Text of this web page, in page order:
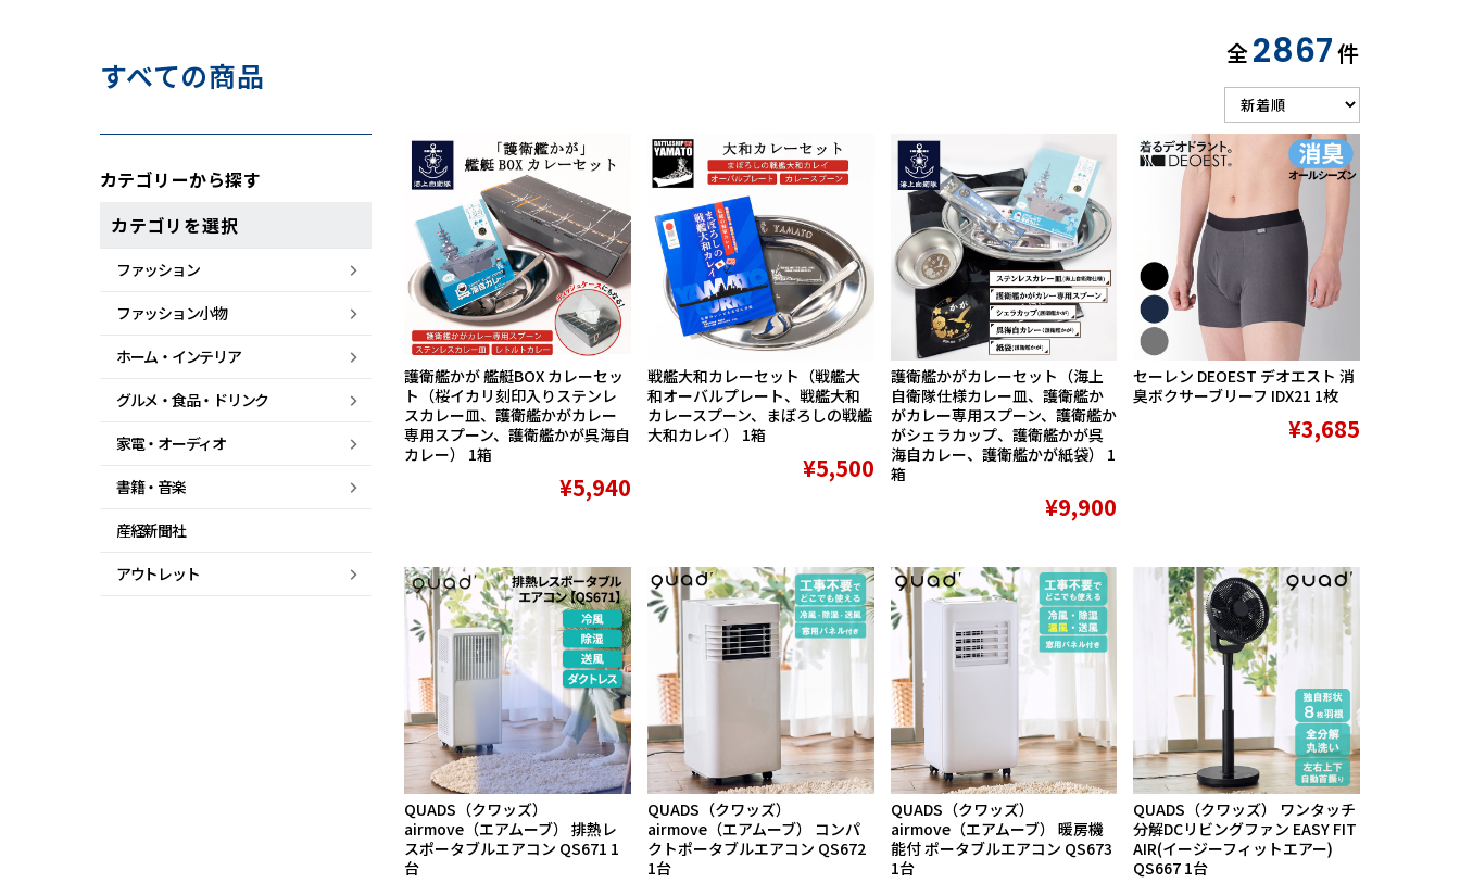
すべての商品
全2867件
カテゴリーから探す
カテゴリを選択
ファッション
ファッション小物
ホーム・ インテリア
グルメ・ 食品・ ドリンク
家電・ オーディオ
書籍・音楽
産経新聞社
アウトレット
護衛艦かが 艦艇BOX カレーセッ
ト（桜イカリ刻印入りステンレ
スカレー皿、護衛艦かがカレー
専用スプーン、護衛艦かが呉海自
カレー） 1箱
¥5,940
戦艦大和カレーセット（戦艦大
和オーバルプレート、戦艦大和
カレースプーン、まぼろしの戦艦
大和カレイ） 1箱
¥5,500
護衛艦かがカレーセット（海上
自衛隊仕様カレー皿、護衛艦か
がカレー専用スプーン、護衛艦か
がシェラカップ、護衛艦かが呉
海自カレー、護衛艦かが紙袋） 1
箱
¥9,900
セーレン DEOEST デオエスト 消
臭ボクサーブリーフ IDX21 1枚
¥3,685
QUADS（クワッズ）
airmove（エアムーブ） 排熱レ
スポータブルエアコン QS671 1
台
QUADS（クワッズ）
airmove（エアムーブ） コンパ
クトポータブルエアコン QS672
1台
QUADS（クワッズ）
airmove（エアムーブ） 暖房機
能付 ポータブルエアコン QS673
1台
QUADS（クワッズ） ワンタッチ
分解DCリビングファン EASY FIT
AIR(イージーフィットエアー)
QS667 1台